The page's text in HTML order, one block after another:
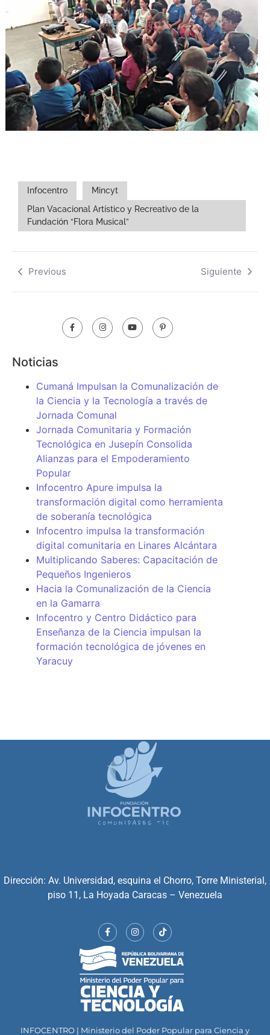
Infocentro
Mincyt
Plan Vacacional Artístico y Recreativo de la
Fundación “Flora Musical”
Previous Siguiente
Noticias
Cumaná Impulsan la Comunalización de
la Ciencia y la Tecnología a través de
Jornada Comunal
Jornada Comunitaria y Formación
Tecnológica en Jusepín Consolida
Alianzas para el Empoderamiento
Popular
Infocentro Apure impulsa la
transformación digital como herramienta
de soberanía tecnológica
Infocentro impulsa la transformación
digital comunitaria en Linares Alcántara
Multiplicando Saberes: Capacitación de
Pequeños Ingenieros
Hacia la Comunalización de la Ciencia
en la Gamarra
Infocentro y Centro Didáctico para
Enseñanza de la Ciencia impulsan la
formación tecnológica de jóvenes en
Yaracuy
Dirección: Av. Universidad, esquina el Chorro, Torre Ministerial,
piso 11, La Hoyada Caracas – Venezuela
INFOCENTRO | Ministerio del Poder Popular para Ciencia y